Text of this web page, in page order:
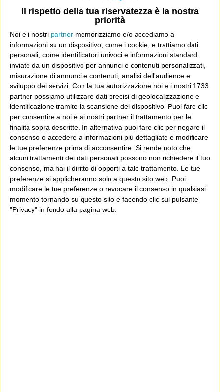
Il rispetto della tua riservatezza è la nostra
priorità
Noi e i nostri partner memorizziamo e/o accediamo a
informazioni su un dispositivo, come i cookie, e trattiamo dati
personali, come identificatori univoci e informazioni standard
inviate da un dispositivo per annunci e contenuti personalizzati,
misurazione di annunci e contenuti, analisi dell'audience e
sviluppo dei servizi. Con la tua autorizzazione noi e i nostri 1733
partner possiamo utilizzare dati precisi di geolocalizzazione e
identificazione tramite la scansione del dispositivo. Puoi fare clic
per consentire a noi e ai nostri partner il trattamento per le
finalità sopra descritte. In alternativa puoi fare clic per negare il
consenso o accedere a informazioni più dettagliate e modificare
le tue preferenze prima di acconsentire. Si rende noto che
alcuni trattamenti dei dati personali possono non richiedere il tuo
consenso, ma hai il diritto di opporti a tale trattamento. Le tue
preferenze si applicheranno solo a questo sito web. Puoi
modificare le tue preferenze o revocare il consenso in qualsiasi
momento tornando su questo sito e facendo clic sul pulsante
"Privacy" in fondo alla pagina web.
Luca Sofri Wittgenstein
Adesso dovrò lavorare molto di
più
La prima e la seconda che hai
detto
E per i regali di Natale